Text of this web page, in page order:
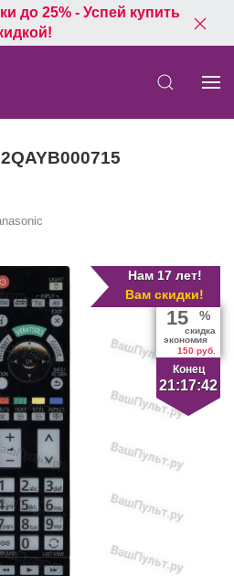
до 25% - Успей купить
Нам 17 лет!
Вам скидки!
Конец
21:17:41
15 %
скидка
экономия
150 руб.